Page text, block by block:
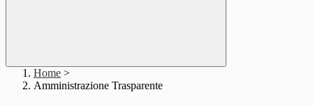
Home >
Amministrazione Trasparente